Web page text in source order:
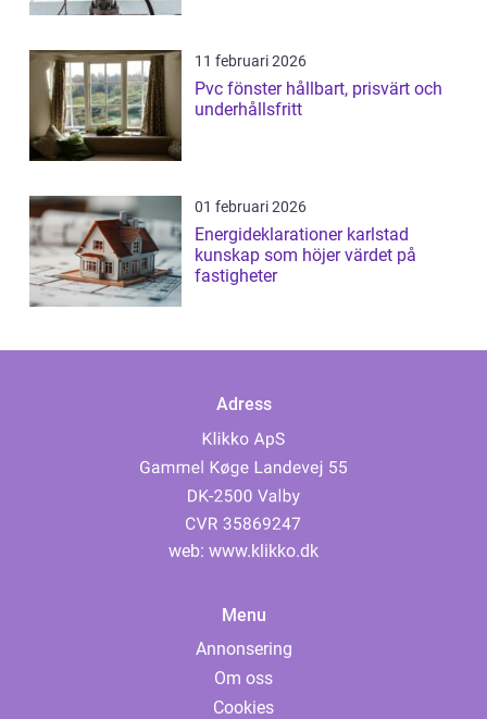
11 februari 2026
Pvc fönster hållbart, prisvärt och
underhållsfritt
01 februari 2026
Energideklarationer karlstad
kunskap som höjer värdet på
fastigheter
Adress
web: www.klikko.dk
Menu
Annonsering
Om oss
Cookies